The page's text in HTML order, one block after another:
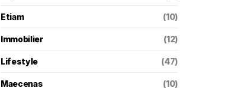
Etiam (10)
Immobilier (12)
Lifestyle (47)
Maecenas (10)